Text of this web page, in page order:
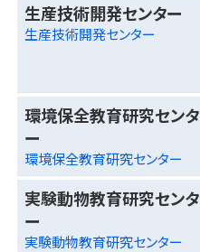
生産技術開発センター
生産技術開発センター
環境保全教育研究センタ
ー
環境保全教育研究センター
実験動物教育研究センタ
ー
実験動物教育研究センター